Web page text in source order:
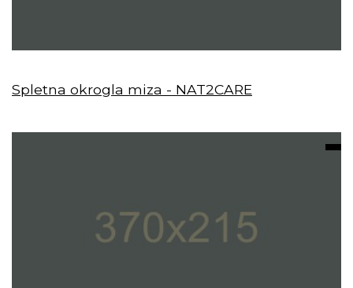
Spletna okrogla miza - NAT2CARE